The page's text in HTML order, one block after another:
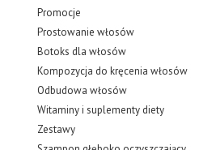
Promocje
Prostowanie włosów
Botoks dla włosów
Kompozycja do kręcenia włosów
Odbudowa włosów
Witaminy i suplementy diety
Zestawy